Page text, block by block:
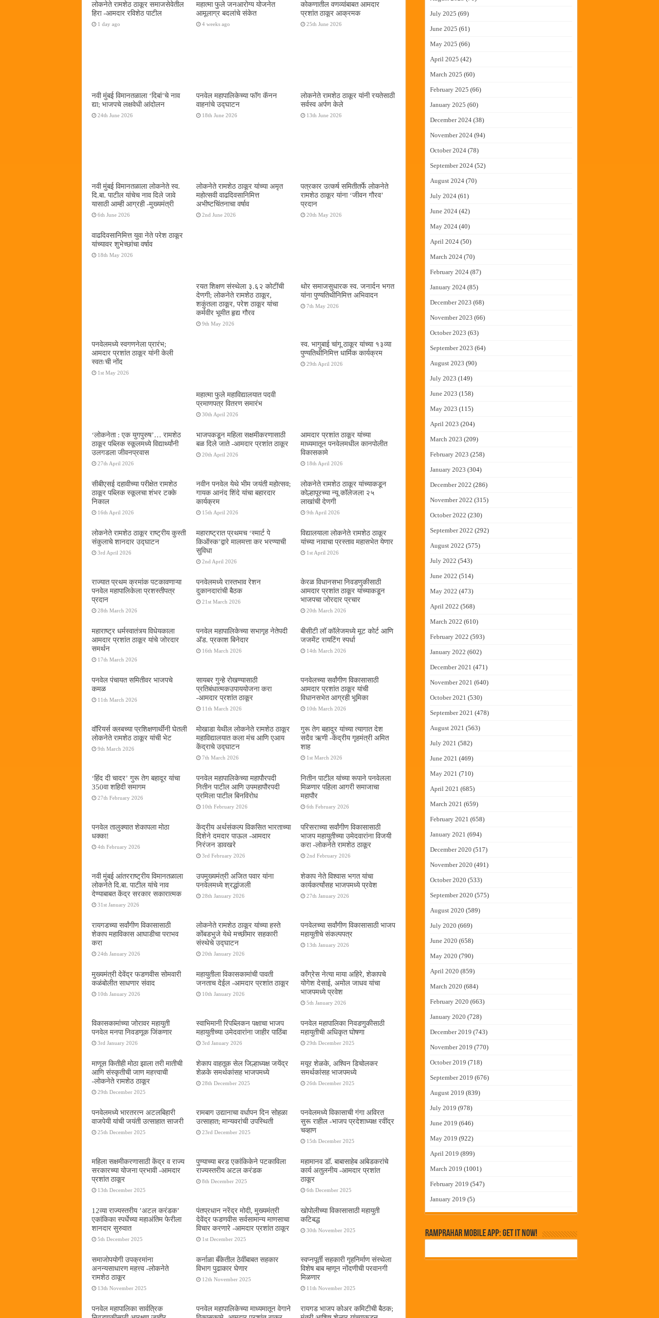
लोकनेते रामशेठ ठाकूर समाजसेवेतील
हिरा -आमदार रविशेठ पाटील
1 day ago
महात्मा फुले जनआरोग्य योजनेत
आमूलाग्र बदलांचे संकेत
4 weeks ago
कोकणातील वणव्यांबाबत आमदार
प्रशांत ठाकूर आक्रमक
25th June 2026
नवी मुंबई विमानतळाला ‌‘दिबां‌’चे नाव
द्या; भाजपचे लक्षवेधी आंदोलन
24th June 2026
पनवेल महापालिकेच्या फॉग कॅनन
वाहनांचे उद्घाटन
18th June 2026
लोकनेते रामशेठ ठाकूर यांनी रयतेसाठी
सर्वस्व अर्पण केले
13th June 2026
नवी मुंबई विमानतळाला लोकनेते स्व.
दि.बा. पाटील यांचेच नाव दिले जावे
यासाठी आम्ही आग्रही -मुख्यमंत्री
6th June 2026
लोकनेते रामशेठ ठाकूर यांच्या अमृत
महोत्सवी वाढदिवसानिमित्त
अभीष्टचिंतनाचा वर्षाव
2nd June 2026
पत्रकार उत्कर्ष समितीतर्फे लोकनेते
रामशेठ ठाकूर यांना ‌‘जीवन गौरव‌’
प्रदान
20th May 2026
वाढदिवसानिमित्त युवा नेते परेश ठाकूर
यांच्यावर शुभेच्छांचा वर्षाव
18th May 2026
रयत शिक्षण संस्थेला ३.६२ कोटींची
देणगी; लोकनेते रामशेठ ठाकूर,
शकुंतला ठाकूर, परेश ठाकूर यांचा
कर्मवीर भूमीत हृद्य गौरव
9th May 2026
थोर समाजसुधारक स्व. जनार्दन भगत
यांना पुण्यतिथीनिमित्त अभिवादन
7th May 2026
पनवेलमध्ये स्वगणनेला प्रारंभ;
आमदार प्रशांत ठाकूर यांनी केली
स्वतःची नोंद
1st May 2026
महात्मा फुले महाविद्यालयात पदवी
प्रमाणपत्र वितरण समारंभ
30th April 2026
स्व. भागुबाई चांगू ठाकूर यांच्या १३व्या
पुण्यतिथीनिमित्त धार्मिक कार्यक्रम
29th April 2026
‌‘लोकनेता : एक युगपुरुष‌’… रामशेठ
ठाकूर पब्लिक स्कूलमध्ये विद्यार्थ्यांनी
उलगडला जीवनप्रवास
27th April 2026
भाजपकडून महिला सक्षमीकरणासाठी
बळ दिले जाते -आमदार प्रशांत ठाकूर
20th April 2026
आमदार प्रशांत ठाकूर यांच्या
माध्यमातून पनवेलमधील कानपोलीत
विकासकामे
18th April 2026
सीबीएसई दहावीच्या परीक्षेत रामशेठ
ठाकूर पब्लिक स्कूलचा शंभर टक्के
निकाल
16th April 2026
नवीन पनवेल येथे भीम जयंती महोत्सव;
गायक आनंद शिंदे यांचा बहारदार
कार्यक्रम
15th April 2026
लोकनेते रामशेठ ठाकूर यांच्याकडून
कोल्हापूरच्या न्यू कॉलेजला २५
लाखांची देणगी
9th April 2026
लोकनेते रामशेठ ठाकूर राष्ट्रीय कुस्ती
संकुलाचे शानदार उद्घाटन
3rd April 2026
महाराष्ट्रात प्रथमच ‌‘स्मार्ट पे
किऑस्क‌’द्वारे मालमत्ता कर भरण्याची
सुविधा
2nd April 2026
विद्यालयाला लोकनेते रामशेठ ठाकूर
यांच्या नावाचा प्रस्ताव महासभेत येणार
1st April 2026
राज्यात प्रथम क्रमांक पटकावणाऱ्या
पनवेल महापालिकेला प्रशस्तीपत्र
प्रदान
28th March 2026
पनवेलमध्ये रास्तभाव रेशन
दुकानदारांची बैठक
21st March 2026
केरळ विधानसभा निवडणुकीसाठी
आमदार प्रशांत ठाकूर यांच्याकडून
भाजपचा जोरदार प्रचार
20th March 2026
महाराष्ट्र धर्मस्वातंत्र्य विधेयकाला
आमदार प्रशांत ठाकूर यांचे जोरदार
समर्थन
17th March 2026
पनवेल महापालिकेच्या सभागृह नेतेपदी
अ‍ॅड. प्रकाश बिनेदार
16th March 2026
बीसीटी लॉ कॉलेजमध्ये मूट कोर्ट आणि
जजमेंट रायटिंग स्पर्धा
14th March 2026
पनवेल पंचायत समितीवर भाजपचे
कमळ
11th March 2026
सायबर गुन्हे रोखण्यासाठी
प्रतिबंधात्मकउपाययोजना करा
-आमदार प्रशांत ठाकूर
11th March 2026
पनवेलच्या सर्वांगीण विकासासाठी
आमदार प्रशांत ठाकूर यांची
विधानसभेत आग्रही भूमिका
10th March 2026
वॉरियर्स क्लबच्या प्रशिक्षणार्थींनी घेतली
लोकनेते रामशेठ ठाकूर यांची भेट
9th March 2026
मोखाडा येथील लोकनेते रामशेठ ठाकूर
महाविद्यालयात कला मंच आणि एआय
केंद्राचे उद्घाटन
7th March 2026
गुरू तेग बहादुर यांच्या त्यागात देश
सदैव ऋणी -केंद्रीय गृहमंत्री अमित
शाह
1st March 2026
‘हिंद दी चादर’ गुरू तेग बहादूर यांचा
350वा शहिदी समागम
27th February 2026
पनवेल महापालिकेच्या महापौरपदी
नितीन पाटील आणि उपमहापौरपदी
प्रमिला पाटील बिनविरोध
10th February 2026
नितीन पाटील यांच्या रूपाने पनवेलला
मिळणार पहिला आगरी समाजाचा
महापौर
6th February 2026
पनवेल तालुक्यात शेकापला मोठा
धक्का!
4th February 2026
केंद्रीय अर्थसंकल्प विकसित भारताच्या
दिशेने दमदार पाऊल -आमदार
निरंजन डावखरे
3rd February 2026
परिसराच्या सर्वांगीण विकासासाठी
भाजप महायुतीच्या उमेदवारांना विजयी
करा -लोकनेते रामशेठ ठाकूर
2nd February 2026
नवी मुंबई आंतरराष्ट्रीय विमानतळाला
लोकनेते दि.बा. पाटील यांचे नाव
देण्याबाबत केंद्र सरकार सकारात्मक
31st January 2026
उपमुख्यमंत्री अजित पवार यांना
पनवेलमध्ये श्रद्धांजली
28th January 2026
शेकाप नेते विश्वास भगत यांचा
कार्यकर्त्यांसह भाजपमध्ये प्रवेश
27th January 2026
रायगडच्या सर्वांगीण विकासासाठी
शेकाप महाविकास आघाडीचा पराभव
करा
24th January 2026
लोकनेते रामशेठ ठाकूर यांच्या हस्ते
कोंबडभुजे येथे मच्छीमार सहकारी
संस्थेचे उद्घाटन
20th January 2026
पनवेलच्या सर्वांगीण विकासासाठी भाजप
महायुतीचे संकल्पपत्र
13th January 2026
मुख्यमंत्री देवेंद्र फडणवीस सोमवारी
कळंबोलीत साधणार संवाद
10th January 2026
महायुतीला विकासकामांची पावती
जनताच देईल -आमदार प्रशांत ठाकूर
10th January 2026
काँग्रेस नेत्या माया अहिरे, शेकापचे
योगेश देसाई, अमोल जाधव यांचा
भाजपमध्ये प्रवेश
5th January 2026
विकासकामांच्या जोरावर महायुती
पनवेल मनपा निवडणूक जिंकणार
3rd January 2026
स्वाभिमानी रिपब्लिकन पक्षाचा भाजप
महायुतीच्या उमेदवारांना जाहीर पाठिंबा
3rd January 2026
पनवेल महापालिका निवडणुकीसाठी
महायुतीची अधिकृत घोषणा
29th December 2025
माणूस कितीही मोठा झाला तरी मातीची
आणि संस्कृतीची जाण महत्त्वाची
-लोकनेते रामशेठ ठाकूर
29th December 2025
शेकाप वाहतूक सेल जिल्हाध्यक्ष जयेंद्र
शेळके समर्थकांसह भाजपमध्ये
28th December 2025
मयूर शेळके, अश्विन डिचोलकर
समर्थकांसह भाजपमध्ये
26th December 2025
पनवेलमध्ये भारतरत्न अटलबिहारी
वाजपेयी यांची जयंती उत्साहात साजरी
25th December 2025
रामबाग उद्यानाचा वर्धापन दिन सोहळा
उत्साहात; मान्यवरांची उपस्थिती
23rd December 2025
पनवेलमध्ये विकासाची गंगा अविरत
सुरू राहील -भाजप प्रदेशाध्यक्ष रवींद्र
चव्हाण
15th December 2025
महिला सक्षमीकरणासाठी केंद्र व राज्य
सरकारच्या योजना प्रभावी -आमदार
प्रशांत ठाकूर
13th December 2025
पुण्याच्या बरड एकांकिकेने पटकाविला
राज्यस्तरीय अटल करंडक
8th December 2025
महामानव डॉ. बाबासाहेब आंबेडकरांचे
कार्य अतुलनीय -आमदार प्रशांत
ठाकूर
6th December 2025
12व्या राज्यस्तरीय ’अटल करंडक’
एकांकिका स्पर्धेच्या महाअंतिम फेरीला
शानदार सुरुवात
5th December 2025
पंतप्रधान नरेंद्र मोदी, मुख्यमंत्री
देवेंद्र फडणवीस सर्वसामान्य माणसाचा
विचार करणारे -आमदार प्रशांत ठाकूर
1st December 2025
खोपोलीच्या विकासासाठी महायुती
कटिबद्ध
30th November 2025
समाजोपयोगी उपक्रमांना
अनन्यसाधारण महत्त्व -लोकनेते
रामशेठ ठाकूर
13th November 2025
कर्नाळा बँकेतील ठेवींबाबत सहकार
विभाग पुढाकार घेणार
12th November 2025
स्वप्नपूर्ती सहकारी गृहनिर्माण संस्थेला
विशेष बाब म्हणून नोंदणीची परवानगी
मिळणार
11th November 2025
पनवेल महापालिका सार्वत्रिक
पनवेल महापालिकेच्या माध्यमातून वेगाने
रायगड भाजप कोअर कमिटीची बैठक;
July 2025 (69)
June 2025 (61)
May 2025 (66)
April 2025 (42)
March 2025 (60)
February 2025 (66)
January 2025 (60)
December 2024 (38)
November 2024 (94)
October 2024 (78)
September 2024 (52)
August 2024 (70)
July 2024 (61)
June 2024 (42)
May 2024 (40)
April 2024 (50)
March 2024 (70)
February 2024 (87)
January 2024 (85)
December 2023 (68)
November 2023 (66)
October 2023 (63)
September 2023 (64)
August 2023 (90)
July 2023 (149)
June 2023 (158)
May 2023 (115)
April 2023 (204)
March 2023 (209)
February 2023 (258)
January 2023 (304)
December 2022 (286)
November 2022 (315)
October 2022 (230)
September 2022 (292)
August 2022 (575)
July 2022 (543)
June 2022 (514)
May 2022 (473)
April 2022 (568)
March 2022 (610)
February 2022 (593)
January 2022 (602)
December 2021 (471)
November 2021 (640)
October 2021 (530)
September 2021 (478)
August 2021 (563)
July 2021 (582)
June 2021 (469)
May 2021 (710)
April 2021 (685)
March 2021 (659)
February 2021 (658)
January 2021 (694)
December 2020 (517)
November 2020 (491)
October 2020 (533)
September 2020 (575)
August 2020 (589)
July 2020 (669)
June 2020 (658)
May 2020 (790)
April 2020 (859)
March 2020 (684)
February 2020 (663)
January 2020 (728)
December 2019 (743)
November 2019 (770)
October 2019 (718)
September 2019 (676)
August 2019 (839)
July 2019 (978)
June 2019 (646)
May 2019 (922)
April 2019 (899)
March 2019 (1001)
February 2019 (547)
January 2019 (5)
RamPrahar Mobile App: Get it Now!